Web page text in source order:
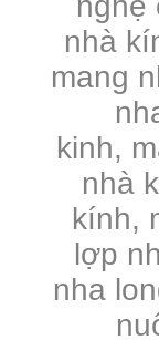
nhà
mang
kinh,
nhà
kính,
lợp
nha